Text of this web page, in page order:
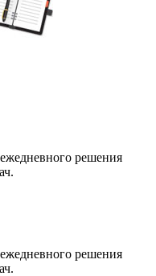
решения
решения